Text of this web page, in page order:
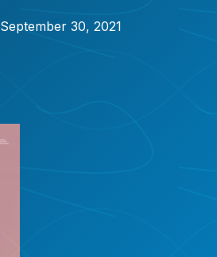
September 30, 2021